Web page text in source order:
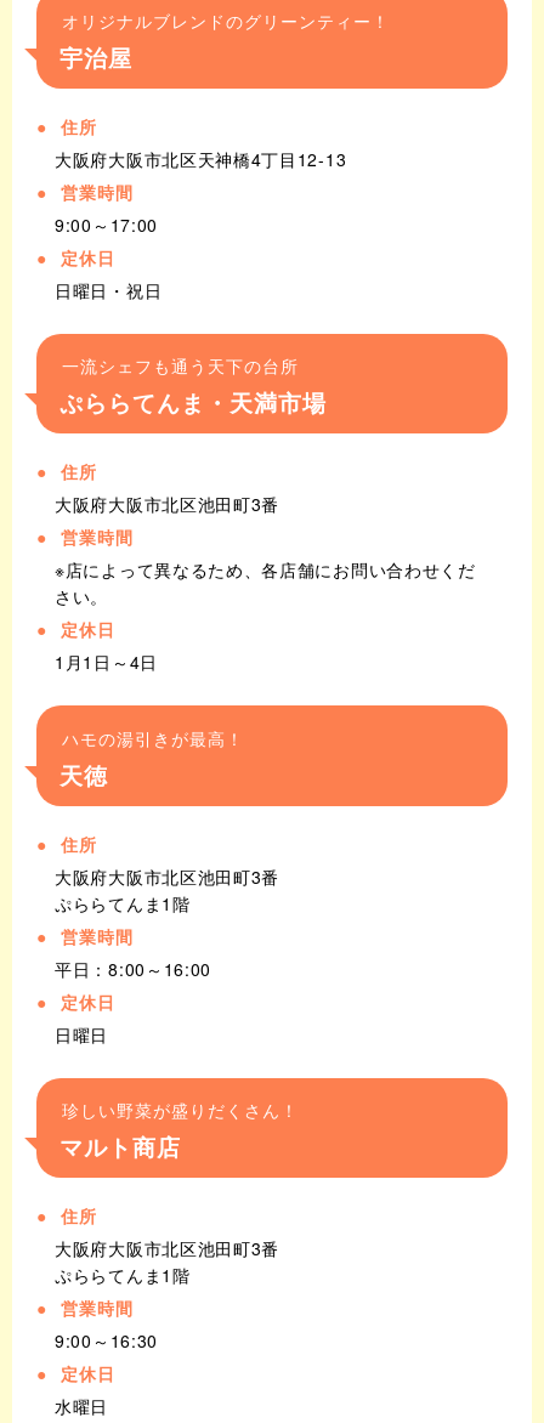
オリジナルブレンドのグリーンティー！
宇治屋
住所
大阪府大阪市北区天神橋4丁目12-13
営業時間
9:00～17:00
定休日
日曜日・祝日
一流シェフも通う天下の台所
ぷららてんま・天満市場
住所
大阪府大阪市北区池田町3番
営業時間
※店によって異なるため、各店舗にお問い合わせくだ
さい。
定休日
1月1日～4日
ハモの湯引きが最高！
天徳
住所
大阪府大阪市北区池田町3番
ぷららてんま1階
営業時間
平日：8:00～16:00
定休日
日曜日
珍しい野菜が盛りだくさん！
マルト商店
住所
大阪府大阪市北区池田町3番
ぷららてんま1階
営業時間
9:00～16:30
定休日
水曜日